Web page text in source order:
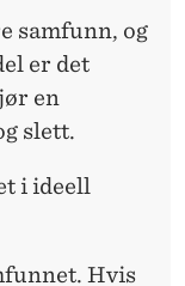
samfunn, og
er det
en
slett.
i ideell
Hvis